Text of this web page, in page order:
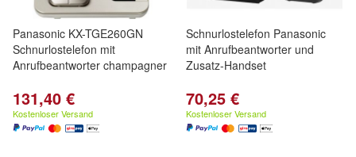
Panasonic KX-TGE260GN
Schnurlostelefon mit
Anrufbeantworter champagner
131,40 €
Kostenloser Versand
Schnurlostelefon Panasonic
mit Anrufbeantworter und
Zusatz-Handset
70,25 €
Kostenloser Versand